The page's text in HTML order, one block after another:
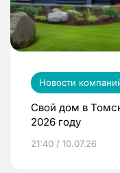
Новости
Свой дом в
2026 году
21:40 / 10.07.26